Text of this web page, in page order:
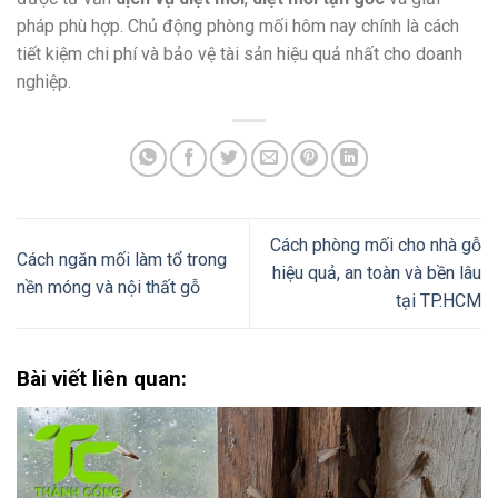
pháp phù hợp. Chủ động phòng mối hôm nay chính là cách
tiết kiệm chi phí và bảo vệ tài sản hiệu quả nhất cho doanh
nghiệp.
Cách ngăn mối làm tổ trong
nền móng và nội thất gỗ
Cách phòng mối cho nhà gỗ
hiệu quả, an toàn và bền lâu
tại TP.HCM
Bài viết liên quan: